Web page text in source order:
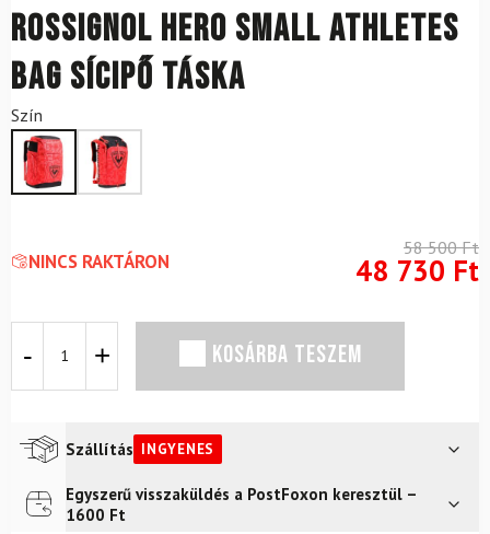
ROSSIGNOL Hero Small Athletes
Bag sícipő táska
Szín
NINCS RAKTÁRON
58 500Ft
48 730 Ft
Hero
sícipő
táska
mennyiség
KOSÁRBA TESZEM
Szállítás INGYENES
Futár a címreIngyenes
Egyszerű visszaküldés a PostFoxon keresztül –
1600 Ft